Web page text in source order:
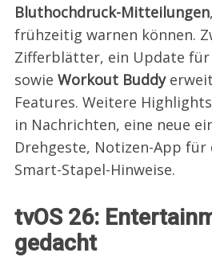
Bluthochdruck-Mitteilungen
frühzeitig warnen können.
Zifferblätter, ein Update
sowie Workout Buddy
Features. Weitere
in Nachrichten, eine neue
Drehgeste, Notizen-App für
Smart-Stapel-Hinweise.
tvOS 26:
gedacht